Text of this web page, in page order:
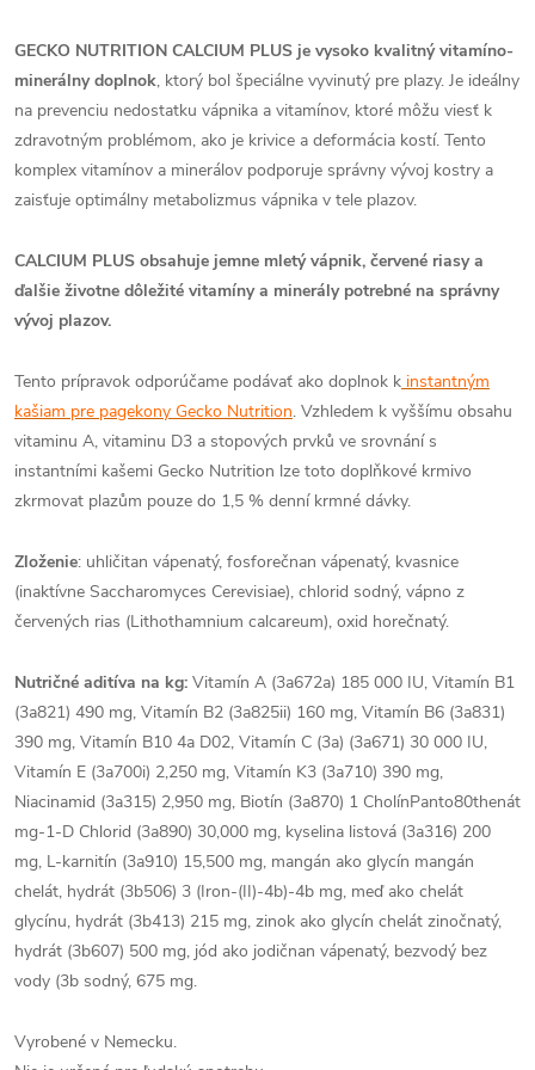
GECKO NUTRITION CALCIUM PLUS je vysoko kvalitný vitamíno-
minerálny doplnok, ktorý bol špeciálne vyvinutý pre plazy. Je ideálny
na prevenciu nedostatku vápnika a vitamínov, ktoré môžu viesť k
zdravotným problémom, ako je krivice a deformácia kostí. Tento
komplex vitamínov a minerálov podporuje správny vývoj kostry a
zaisťuje optimálny metabolizmus vápnika v tele plazov.
CALCIUM PLUS obsahuje jemne mletý vápnik, červené riasy a
ďalšie životne dôležité vitamíny a minerály potrebné na správny
vývoj plazov.
Tento prípravok odporúčame podávať ako doplnok k instantným
kašiam pre pagekony Gecko Nutrition. Vzhledem k vyššímu obsahu
vitaminu A, vitaminu D3 a stopových prvků ve srovnání s
instantními kašemi Gecko Nutrition lze toto doplňkové krmivo
zkrmovat plazům pouze do 1,5 % denní krmné dávky.
Zloženie: uhličitan vápenatý, fosforečnan vápenatý, kvasnice
(inaktívne Saccharomyces Cerevisiae), chlorid sodný, vápno z
červených rias (Lithothamnium calcareum), oxid horečnatý.
Nutričné ​​aditíva na kg: Vitamín A (3a672a) 185 000 IU, Vitamín B1
(3a821) 490 mg, Vitamín B2 (3a825ii) 160 mg, Vitamín B6 (3a831)
390 mg, Vitamín B10 4a D02, Vitamín C (3a) (3a671) 30 000 IU,
Vitamín E (3a700i) 2,250 mg, Vitamín K3 (3a710) 390 mg,
Niacinamid (3a315) 2,950 mg, Biotín (3a870) 1 CholínPanto80thenát
mg-1-D Chlorid (3a890) 30,000 mg, kyselina listová (3a316) 200
mg, L-karnitín (3a910) 15,500 mg, mangán ako glycín mangán
chelát, hydrát (3b506) 3 (Iron-(II)-4b)-4b mg, meď ako chelát
glycínu, hydrát (3b413) 215 mg, zinok ako glycín chelát zinočnatý,
hydrát (3b607) 500 mg, jód ako jodičnan vápenatý, bezvodý bez
vody (3b sodný, 675 mg.
Vyrobené v Nemecku.